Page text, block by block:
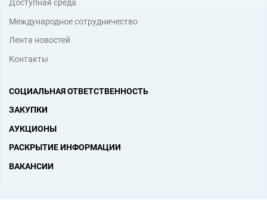
Доступная среда
Международное сотрудничество
Лента новостей
Контакты
СОЦИАЛЬНАЯ ОТВЕТСТВЕННОСТЬ
ЗАКУПКИ
АУКЦИОНЫ
РАСКРЫТИЕ ИНФОРМАЦИИ
ВАКАНСИИ